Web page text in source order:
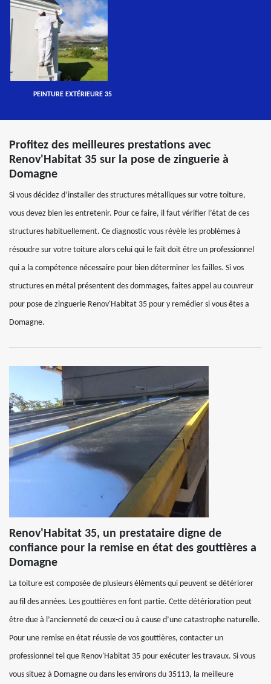
PEINTURE EXTÉRIEURE 35
Profitez des meilleures prestations avec
Renov'Habitat 35 sur la pose de zinguerie à
Domagne
Si vous décidez d’installer des structures métalliques sur votre toiture,
vous devez bien les entretenir. Pour ce faire, il faut vérifier l’état de ces
structures habituellement. Ce diagnostic vous révèle les problèmes à
résoudre sur votre toiture alors celui qui le fait doit être un professionnel
qui a la compétence nécessaire pour bien déterminer les failles. Si vos
structures en métal présentent des dommages, faites appel au couvreur
pour pose de zinguerie Renov'Habitat 35 pour y remédier si vous êtes a
Domagne.
Renov'Habitat 35, un prestataire digne de
confiance pour la remise en état des gouttières a
Domagne
La toiture est composée de plusieurs éléments qui peuvent se détériorer
au fil des années. Les gouttières en font partie. Cette détérioration peut
être due à l’ancienneté de ceux-ci ou à cause d’une catastrophe naturelle.
Pour une remise en état réussie de vos gouttières, contacter un
professionnel tel que Renov'Habitat 35 pour exécuter les travaux. Si vous
vous situez à Domagne ou dans les environs du 35113, la meilleure